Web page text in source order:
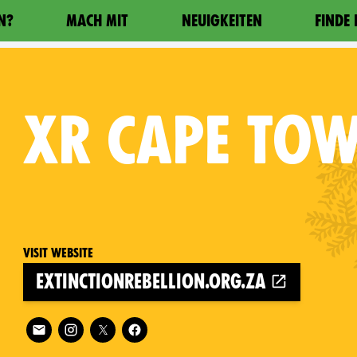
MACH MIT NEUIGKEITEN FINDE
XR CAPE
Visit website
extinctionrebellion.org.za
Follow XR Cape Town on